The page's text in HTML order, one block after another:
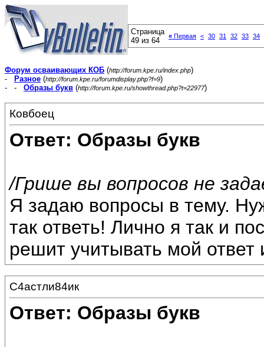
Страница
49 из 64
« Первая < 30 31 32 33 34
Форум осваивающих КОБ (http://forum.kpe.ru/index.php)
-
Разное (http://forum.kpe.ru/forumdisplay.php?f=9)
- - Образы букв (http://forum.kpe.ru/showthread.php?t=22977)
Ковбоец
Ответ: Образы букв
/Грише вы вопросов не
Я задаю вопросы в тему.
так ответь! Лично я так и
решит учитывать мой ответ
С4астли84ик
Ответ: Образы букв